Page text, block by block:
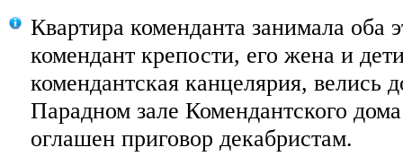
Квартира коменданта занимала оба
комендант крепости, его жена и
комендантская канцелярия,
Парадном зале Комендантского
оглашен приговор декабристам.